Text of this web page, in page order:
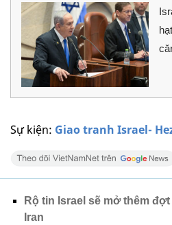
Sự kiện: Giao tranh Israel-
Rộ tin Israel sẽ mở thêm
Iran